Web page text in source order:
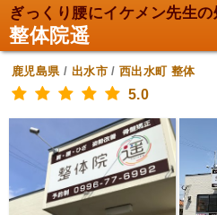
ぎっくり腰にイケメン先生の
整体院遥
鹿児島県/ 出水市/西出水町 整体
5.0